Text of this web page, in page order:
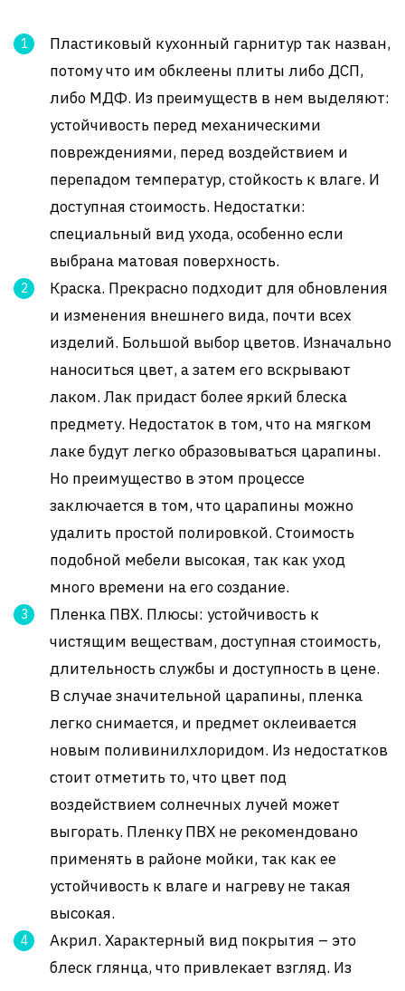
Пластиковый кухонный гарнитур так назван,
потому что им обклеены плиты либо ДСП,
либо МДФ. Из преимуществ в нем выделяют:
устойчивость перед механическими
повреждениями, перед воздействием и
перепадом температур, стойкость к влаге. И
доступная стоимость. Недостатки:
специальный вид ухода, особенно если
выбрана матовая поверхность.
Краска. Прекрасно подходит для обновления
и изменения внешнего вида, почти всех
изделий. Большой выбор цветов. Изначально
наноситься цвет, а затем его вскрывают
лаком. Лак придаст более яркий блеска
предмету. Недостаток в том, что на мягком
лаке будут легко образовываться царапины.
Но преимущество в этом процессе
заключается в том, что царапины можно
удалить простой полировкой. Стоимость
подобной мебели высокая, так как уход
много времени на его создание.
Пленка ПВХ. Плюсы: устойчивость к
чистящим веществам, доступная стоимость,
длительность службы и доступность в цене.
В случае значительной царапины, пленка
легко снимается, и предмет оклеивается
новым поливинилхлоридом. Из недостатков
стоит отметить то, что цвет под
воздействием солнечных лучей может
выгорать. Пленку ПВХ не рекомендовано
применять в районе мойки, так как ее
устойчивость к влаге и нагреву не такая
высокая.
Акрил. Характерный вид покрытия – это
блеск глянца, что привлекает взгляд. Из